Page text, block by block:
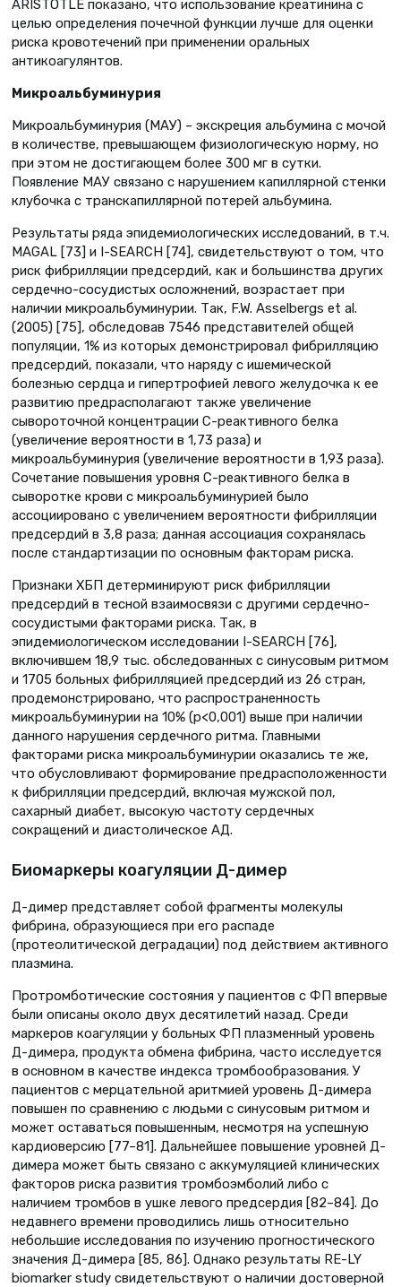
ARISTOTLE показано, что использование креатинина с
целью определения почечной функции лучше для оценки
риска кровотечений при применении оральных
антикоагулянтов.
Микроальбуминурия
Микроальбуминурия (МАУ) – экскреция альбумина с мочой
в количестве, превышающем физиологическую норму, но
при этом не достигающем более 300 мг в сутки.
Появление МАУ связано с нарушением капиллярной стенки
клубочка с транскапиллярной потерей альбумина.
Результаты ряда эпидемиологических исследований, в т.ч.
MAGAL [73] и I-SEARCH [74], свидетельствуют о том, что
риск фибрилляции предсердий, как и большинства других
сердечно-сосудистых осложнений, возрастает при
наличии микроальбуминурии. Так, F.W. Asselbergs et al.
(2005) [75], обследовав 7546 представителей общей
популяции, 1% из которых демонстрировал фибрилляцию
предсердий, показали, что наряду с ишемической
болезнью сердца и гипертрофией левого желудочка к ее
развитию предрасполагают также увеличение
сывороточной концентрации С-реактивного белка
(увеличение вероятности в 1,73 раза) и
микроальбуминурия (увеличение вероятности в 1,93 раза).
Сочетание повышения уровня С-реактивного белка в
сыворотке крови с микроальбуминурией было
ассоциировано с увеличением вероятности фибрилляции
предсердий в 3,8 раза; данная ассоциация сохранялась
после стандартизации по основным факторам риска.
Признаки ХБП детерминируют риск фибрилляции
предсердий в тесной взаимосвязи с другими сердечно-
сосудистыми факторами риска. Так, в
эпидемиологическом исследовании I-SEARCH [76],
включившем 18,9 тыс. обследованных с синусовым ритмом
и 1705 больных фибрилляцией предсердий из 26 стран,
продемонстрировано, что распространенность
микроальбуминурии на 10% (р<0,001) выше при наличии
данного нарушения сердечного ритма. Главными
факторами риска микроальбуминурии оказались те же,
что обусловливают формирование предрасположенности
к фибрилляции предсердий, включая мужской пол,
сахарный диабет, высокую частоту сердечных
сокращений и диастолическое АД.
Биомаркеры коагуляции Д-димер
Д-димер представляет собой фрагменты молекулы
фибрина, образующиеся при его распаде
(протеолитической деградации) под действием активного
плазмина.
Протромботические состояния у пациентов с ФП впервые
были описаны около двух десятилетий назад. Среди
маркеров коагуляции у больных ФП плазменный уровень
Д-димера, продукта обмена фибрина, часто исследуется
в основном в качестве индекса тромбообразования. У
пациентов с мерцательной аритмией уровень Д-димера
повышен по сравнению с людьми с синусовым ритмом и
может оставаться повышенным, несмотря на успешную
кардиоверсию [77–81]. Дальнейшее повышение уровней Д-
димера может быть связано с аккумуляцией клинических
факторов риска развития тромбоэмболий либо с
наличием тромбов в ушке левого предсердия [82–84]. До
недавнего времени проводились лишь относительно
небольшие исследования по изучению прогностического
значения Д-димера [85, 86]. Однако результаты RE-LY
biomarker study свидетельствуют о наличии достоверной